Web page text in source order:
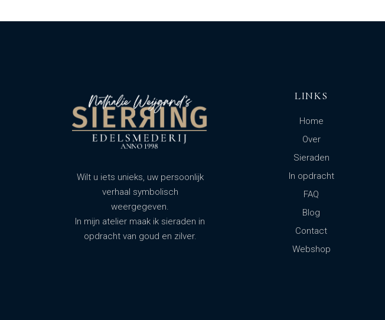
Wilt u iets unieks, uw persoonlijk
verhaal symbolisch
weergegeven.
In mijn atelier maak ik sieraden in
opdracht van goud en zilver.
LINKS
Home
Over
Sieraden
In opdracht
FAQ
Blog
Contact
Webshop